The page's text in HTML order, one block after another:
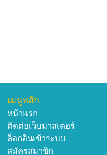
เมนูหลัก
หน้าแรก
ติดต่อเว็บมาสเตอร์
ล็อกอินเข้าระบบ
สมัครสมาชิก